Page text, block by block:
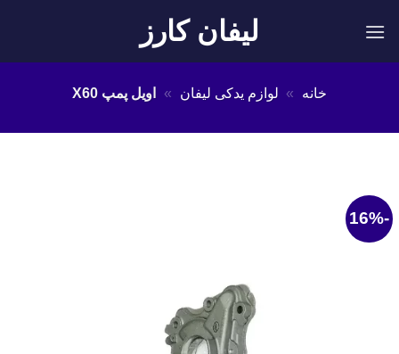
لیفان کارز
خانه » لوازم یدکی لیفان » اویل پمپ X60
-16%